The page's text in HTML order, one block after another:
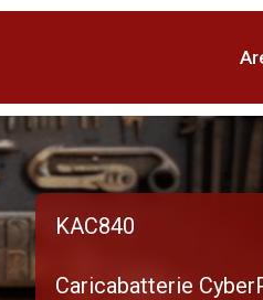
KAC840
Caricabatterie